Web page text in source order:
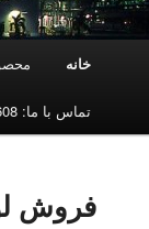
خانه
تماس با ما: 09125073608
فروش